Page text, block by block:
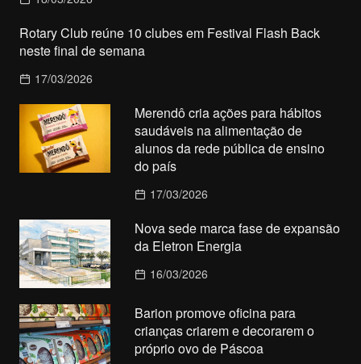
Rotary Club reúne 10 clubes em Festival Flash Back
neste final de semana
17/03/2026
Merendô cria ações para hábitos
saudáveis na alimentação de
alunos da rede pública de ensino
do país
17/03/2026
Nova sede marca fase de expansão
da Eletron Energia
16/03/2026
Barion promove oficina para
crianças criarem e decorarem o
próprio ovo de Páscoa